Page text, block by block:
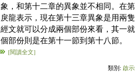
象，和第十二章的異象並不相同。在
戾龍表示，現在第十三章異象是用兩
經文就可以分成兩個部份來看，其一
個部份則是在第十一節到第十八節。
[閱讀全文]
類別: 啟